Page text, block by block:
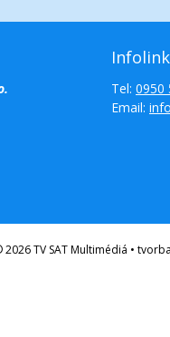
Tel: 0950
Email:
2026 TV SAT Multimédiá •